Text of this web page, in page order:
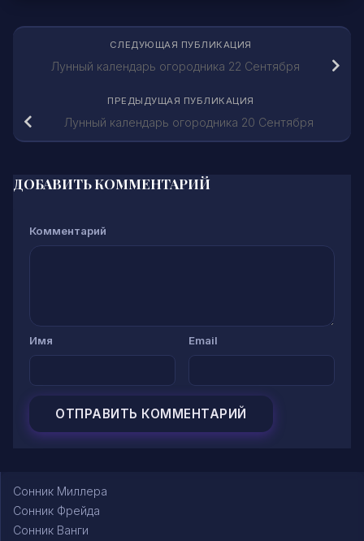
СЛЕДУЮЩАЯ ПУБЛИКАЦИЯ
Лунный календарь огородника 22 Сентября
ПРЕДЫДУЩАЯ ПУБЛИКАЦИЯ
Лунный календарь огородника 20 Сентября
ДОБАВИТЬ КОММЕНТАРИЙ
Комментарий
Имя Email
Сонник Миллера
Сонник Фрейда
Сонник Ванги